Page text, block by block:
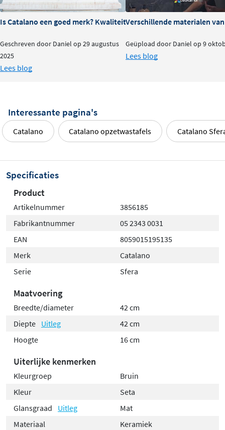
Is Catalano een goed merk? Kwaliteit en ervaringen
Geschreven door Daniel op 29 augustus
2025
Lees blog
Verschillende materialen
Geüpload door Daniel op 9
Lees blog
Interessante pagina's
Catalano Catalano opzetwastafels Catalano
Specificaties
Product
Artikelnummer
3856185
Fabrikantnummer
05 2343 0031
EAN
8059015195135
Merk
Catalano
Serie
Sfera
Maatvoering
Breedte/diameter
42 cm
Diepte Uitleg
42 cm
Hoogte
16 cm
Uiterlijke kenmerken
Kleurgroep
Bruin
Kleur
Seta
Glansgraad
Uitleg
Mat
Materiaal
Keramiek